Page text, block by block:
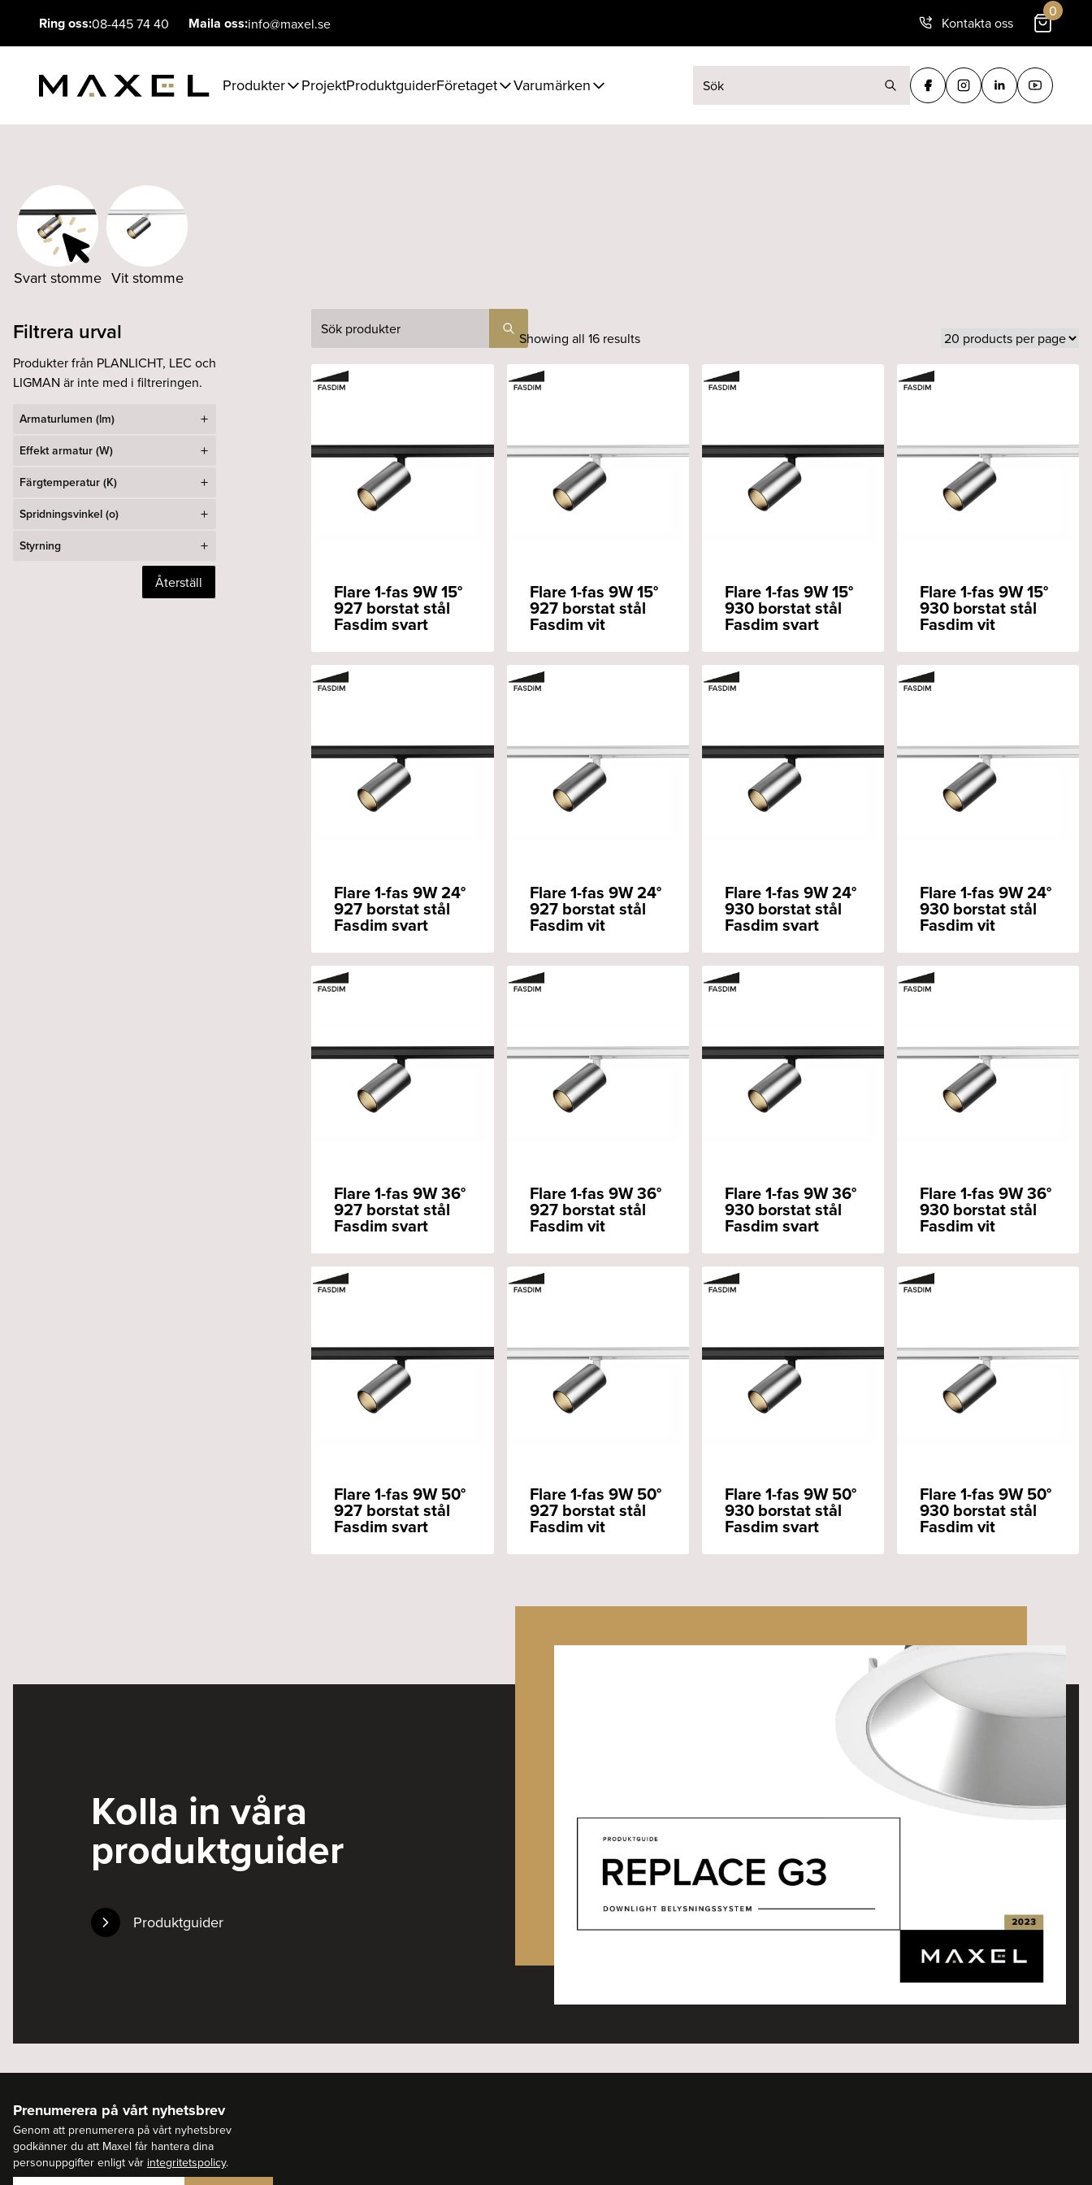
Ring oss:08-445 74 40 Maila oss:info@maxel.se Kontakta oss
0
Produkter ProjektProduktguiderFöretaget Varumärken Sök efter:
Svart stomme Vit stomme
Filtrera urval
Produkter från PLANLICHT, LEC och
LIGMAN är inte med i filtreringen.
Armaturlumen (lm)
Effekt armatur (W)
Färgtemperatur (K)
Spridningsvinkel (o)
Styrning
Återställ
Sök Showing all 16 results
Flare 1-fas 9W 15°
927 borstat stål
Fasdim svart
Flare 1-fas 9W 15°
927 borstat stål
Fasdim vit
Flare 1-fas 9W 15°
930 borstat stål
Fasdim svart
Flare 1-fas 9W 15°
930 borstat stål
Fasdim vit
Flare 1-fas 9W 24°
927 borstat stål
Fasdim svart
Flare 1-fas 9W 24°
927 borstat stål
Fasdim vit
Flare 1-fas 9W 24°
930 borstat stål
Fasdim svart
Flare 1-fas 9W 24°
930 borstat stål
Fasdim vit
Flare 1-fas 9W 36°
927 borstat stål
Fasdim svart
Flare 1-fas 9W 36°
927 borstat stål
Fasdim vit
Flare 1-fas 9W 36°
930 borstat stål
Fasdim svart
Flare 1-fas 9W 36°
930 borstat stål
Fasdim vit
Flare 1-fas 9W 50°
927 borstat stål
Fasdim svart
Flare 1-fas 9W 50°
927 borstat stål
Fasdim vit
Flare 1-fas 9W 50°
930 borstat stål
Fasdim svart
Flare 1-fas 9W 50°
930 borstat stål
Fasdim vit
Kolla in våra
produktguider
Produktguider
Prenumerera på vårt nyhetsbrev
Genom att prenumerera på vårt nyhetsbrev
godkänner du att Maxel får hantera dina
personuppgifter enligt vår integritetspolicy.